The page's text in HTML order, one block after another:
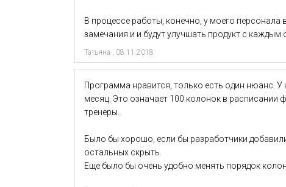
Татьяна , 08.11.2018
В процессе работы, конечно, у моего
замечания и и будут улучшать продукт с каждым
Программа нравится, только есть один нюанс.
месяц. Это означает 100 колонок в расписании
тренеры.
Было бы хорошо, если бы разработчики
остальных скрыть.
Еще было бы очень удобно менять порядок